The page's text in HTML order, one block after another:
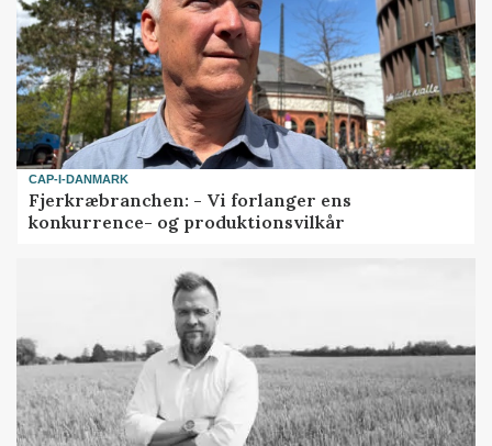
CAP-I-DANMARK
Fjerkræbranchen: - Vi forlanger ens
konkurrence- og produktionsvilkår